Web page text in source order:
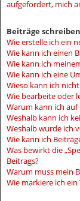
aufgefordert, mich
Beiträge schreiben
Wie erstelle ich ein
Wie kann ich einen
Wie kann ich
Wie kann ich eine
Wieso kann ich
Wie bearbeite oder
Warum kann ich
Weshalb kann ich
Weshalb wurde ich
Wie kann ich
Was bewirkt die
Beitrags?
Warum muss mein
Wie markiere ich ein